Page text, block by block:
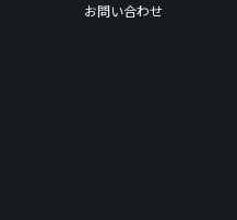
お問い合わせ